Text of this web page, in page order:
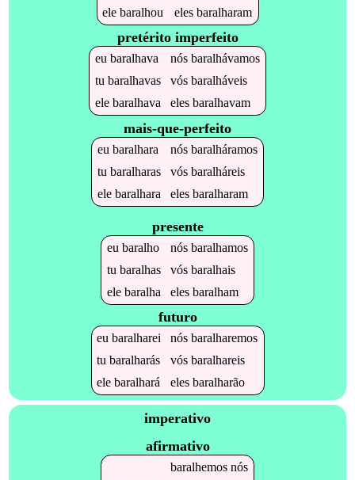
elebaralhou elesbaralharam
pretérito imperfeito
eu baralhava nós baralhávamos
tu baralhavas vós baralháveis
ele baralhava eles baralhavam
mais-que-perfeito
eu baralhara nós baralháramos
tu baralharas vós baralháreis
ele baralhara eles baralharam
presente
eu baralho nós baralhamos
tu baralhas vós baralhais
ele baralha eles baralham
futuro
eubaralharei nósbaralharemos
tubaralharás vósbaralhareis
elebaralhará elesbaralharão
imperativo
afirmativo
baralhemosnós